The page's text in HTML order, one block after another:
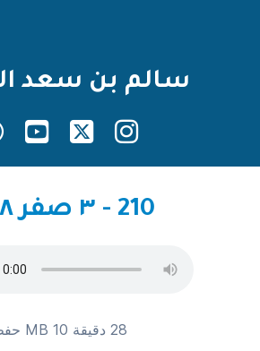
سالم بن سعد
210 - ٣ صفر ١٤٣٨
28 دقيقة 10 MB